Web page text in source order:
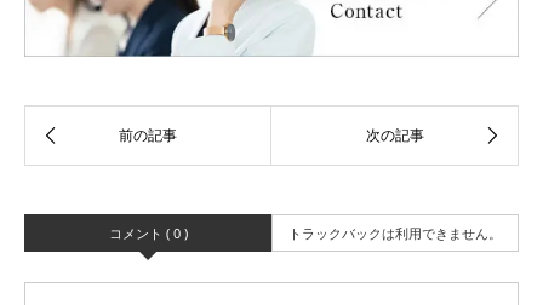
コメント ( 0 ) トラックバックは利用できません。